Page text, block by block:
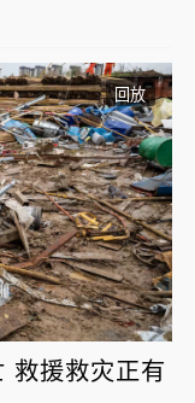
回放
救援救灾正有